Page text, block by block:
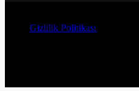
Gizlilik Politikası